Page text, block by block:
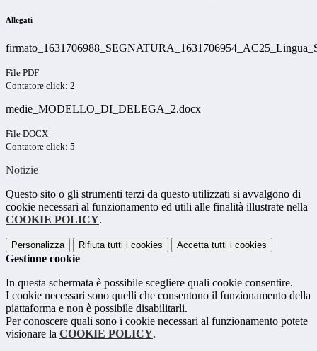
Allegati
File PDF
Contatore click: 2
medie_MODELLO_DI_DELEGA_2.docx
File DOCX
Contatore click: 5
Notizie
Questo sito o gli strumenti terzi da questo utilizzati si avvalgono di
cookie necessari al funzionamento ed utili alle finalità illustrate nella
COOKIE POLICY.
Personalizza Rifiuta tutti i cookies Accetta tutti i cookies
Gestione cookie
In questa schermata è possibile scegliere quali cookie consentire.
I cookie necessari sono quelli che consentono il funzionamento della
piattaforma e non è possibile disabilitarli.
Per conoscere quali sono i cookie necessari al funzionamento potete
visionare la COOKIE POLICY.